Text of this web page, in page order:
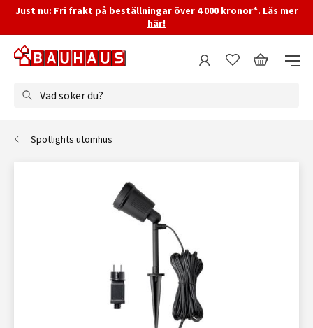
Just nu: Fri frakt på beställningar över 4 000 kronor*. Läs mer
här!
Vad söker du?
Spotlights utomhus